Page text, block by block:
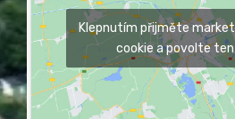
Klepnutím přijměte
cookie a povolte